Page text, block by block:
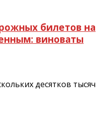
билетов на
виноваты
десятков тысяч